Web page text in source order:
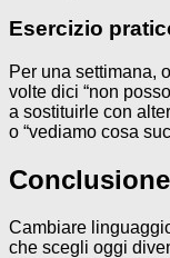
Esercizio
Per una settimana,
volte dici “non
a sostituirle con
o “vediamo cosa
Conclusione
Cambiare
che scegli oggi